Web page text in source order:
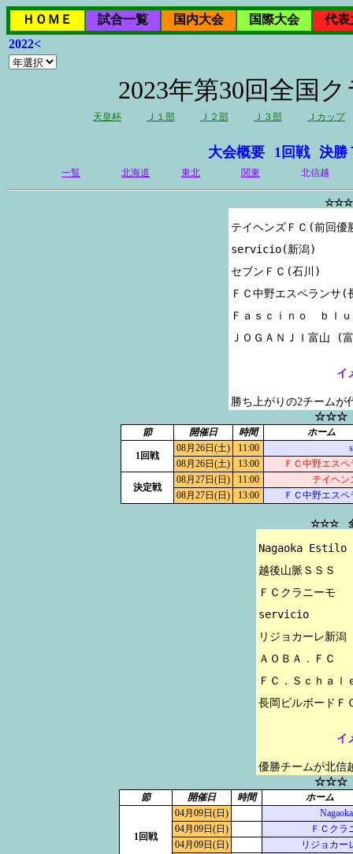
ＨＯＭＥ 試合一覧 国内大会 国際大会
代表
2022<
2023年第30回全国
天皇杯 Ｊ１部 Ｊ２部 Ｊ３部 Ｊカップ
大会概要 1回戦 決勝
一覧 北海道 東北 関東 北信越
☆☆☆
テイヘンズＦＣ(前回優
servicio(新潟)
セブンＦＣ(石川)
ＦＣ中野エスペランサ(
Ｆａｓｃｉｎｏ　ｂｌ
イ
勝ち上がりの2チームが
☆☆☆
節 開催日 時間 ホーム
1回戦
08月26日(土) 11:00
08月26日(土)
13:00 ＦＣ中野エスペ
決定戦
08月27日(日) 11:00
テイヘン
08月27日(日)
13:00 ＦＣ中野エスペ
☆☆☆ 全
Nagaoka Estilo
越後山脈ＳＳＳ
ＦＣクラニーモ
servicio
リジョカーレ新潟
ＡＯＢＡ．ＦＣ
ＦＣ．Ｓｃｈａｌ
イ
優勝チームが北信
☆☆☆
節 開催日 時間 ホーム
1回戦
04月09日(日)
04月09日(日)
ＦＣクラ
04月09日(日)
リジョカー